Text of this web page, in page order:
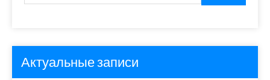
Актуальные записи